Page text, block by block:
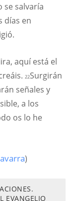
se salvaría
días en
aquí está el
22Surgirán
señales y
a los
os lo he
)
EVANGELIO